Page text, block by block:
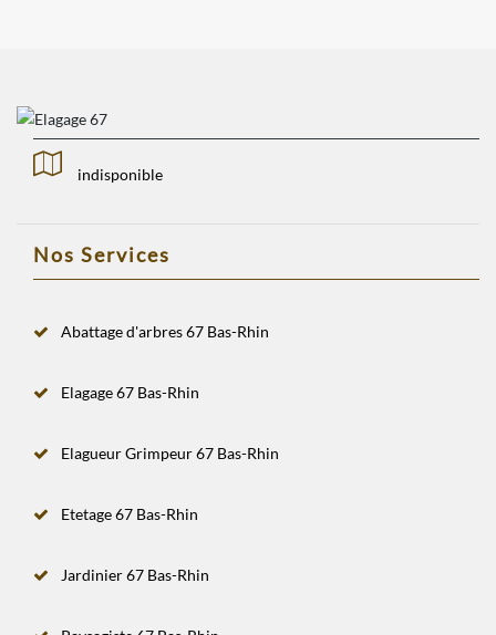
indisponible
Nos Services
Abattage d'arbres 67 Bas-Rhin
Elagage 67 Bas-Rhin
Elagueur Grimpeur 67 Bas-Rhin
Etetage 67 Bas-Rhin
Jardinier 67 Bas-Rhin